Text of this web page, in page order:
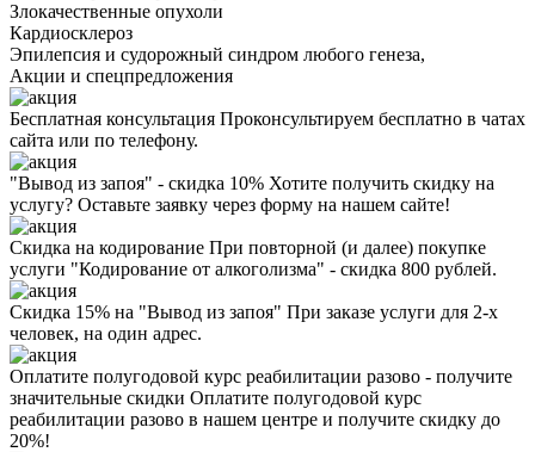
Злокачественные опухоли
Кардиосклероз
Эпилепсия и судорожный синдром любого генеза,
Акции и спецпредложения
Бесплатная консультация Проконсультируем бесплатно в чатах
сайта или по телефону.
"Вывод из запоя" - скидка 10% Хотите получить скидку на
услугу? Оставьте заявку через форму на нашем сайте!
Скидка на кодирование При повторной (и далее) покупке
услуги "Кодирование от алкоголизма" - скидка 800 рублей.
Скидка 15% на "Вывод из запоя" При заказе услуги для 2-х
человек, на один адрес.
Оплатите полугодовой курс реабилитации разово - получите
значительные скидки Оплатите полугодовой курс
реабилитации разово в нашем центре и получите скидку до
20%!